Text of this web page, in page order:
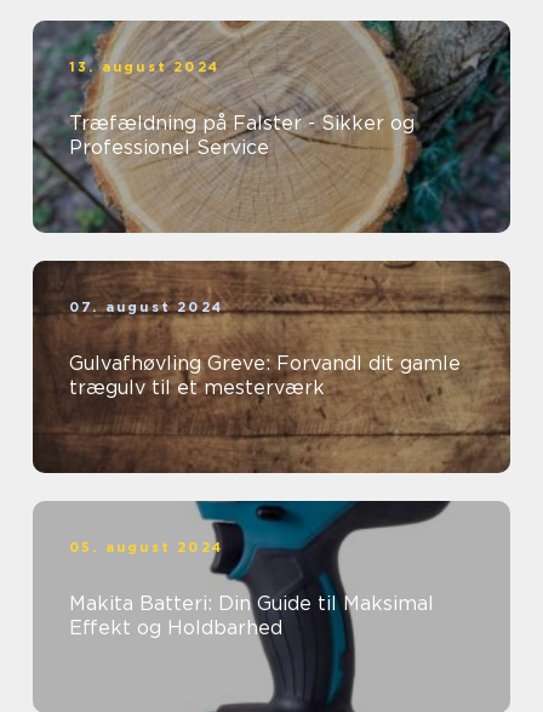
13. august 2024
Træfældning på Falster - Sikker og
Professionel Service
07. august 2024
Gulvafhøvling Greve: Forvandl dit gamle
trægulv til et mesterværk
05. august 2024
Makita Batteri: Din Guide til Maksimal
Effekt og Holdbarhed